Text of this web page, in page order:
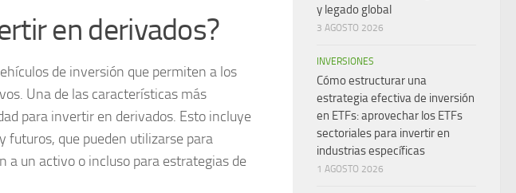
en derivados?
de inversión que permiten a los
Una de las características más
para invertir en derivados. Esto incluye
que pueden utilizarse para
a un activo o incluso para estrategias de
y legado global
3 AGOSTO 2026
INVERSIONES
Cómo estructurar una
estrategia efectiva de inversión
en ETFs: aprovechar los ETFs
sectoriales para invertir en
industrias específicas
1 AGOSTO 2026